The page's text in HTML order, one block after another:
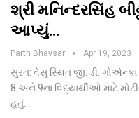
શ્રી મનિન્દરસિંહ
આપ્યું…
Parth Bhavsar Apr 19, 2023
સુરત: વેસુ સ્થિત જી. ડી.
8 અને 9ના વિદ્યાર્થીઓ માટે
હતું.…